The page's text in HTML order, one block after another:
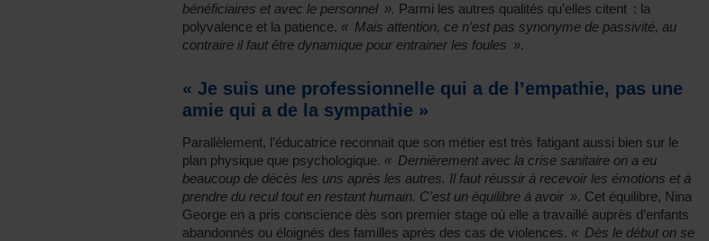
bénéficiaires et avec le personnel ». Parmi les autres qualités qu’elles citent : la
polyvalence et la patience. « Mais attention, ce n’est pas synonyme de passivité, au
contraire il faut être dynamique pour entrainer les foules ».
« Je suis une professionnelle qui a de l’empathie, pas une
amie qui a de la sympathie »
Parallèlement, l’éducatrice reconnait que son métier est très fatigant aussi bien sur le
plan physique que psychologique. « Dernièrement avec la crise sanitaire on a eu
beaucoup de décès les uns après les autres. Il faut réussir à recevoir les émotions et à
prendre du recul tout en restant humain. C’est un équilibre à avoir ». Cet équilibre, Nina
George en a pris conscience dès son premier stage où elle a travaillé auprès d’enfants
abandonnés ou éloignés des familles après des cas de violences. « Dès le début on se